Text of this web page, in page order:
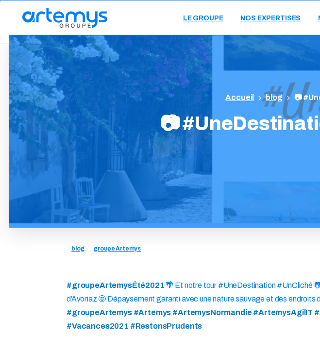
LE GROUPE NOS EXPERTISES
📷
blog 📷
blog groupe Artemys
#groupeArtemysÉté2021 🌴 Et notre tour #UneDestination #UnCliché
d’Avoriaz 🤩 Dépaysement garanti avec une nature sauvage et des
#groupeArtemys #Artemys #ArtemysNormandie #ArtemysAgilIT
#Vacances2021 #RestonsPrudents